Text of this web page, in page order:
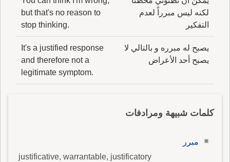
لكنه ليس مبرراً لعدم
التفكير
but that's no reason to
stop thinking.
يصبح له مبرره و بالتالي لا
يصبح أحد الأعراض
It's a justified response
and therefore not a
legitimate symptom.
كلمات شبيهة ومرادفات
مبرر
justificative, warrantable, justificatory